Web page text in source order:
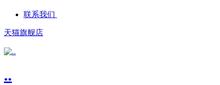
联系我们
天猫旗舰店
..